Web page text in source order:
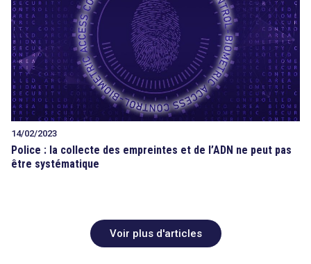
14/02/2023
Police : la collecte des empreintes et de l’ADN ne peut pas
être systématique
Voir plus d'articles